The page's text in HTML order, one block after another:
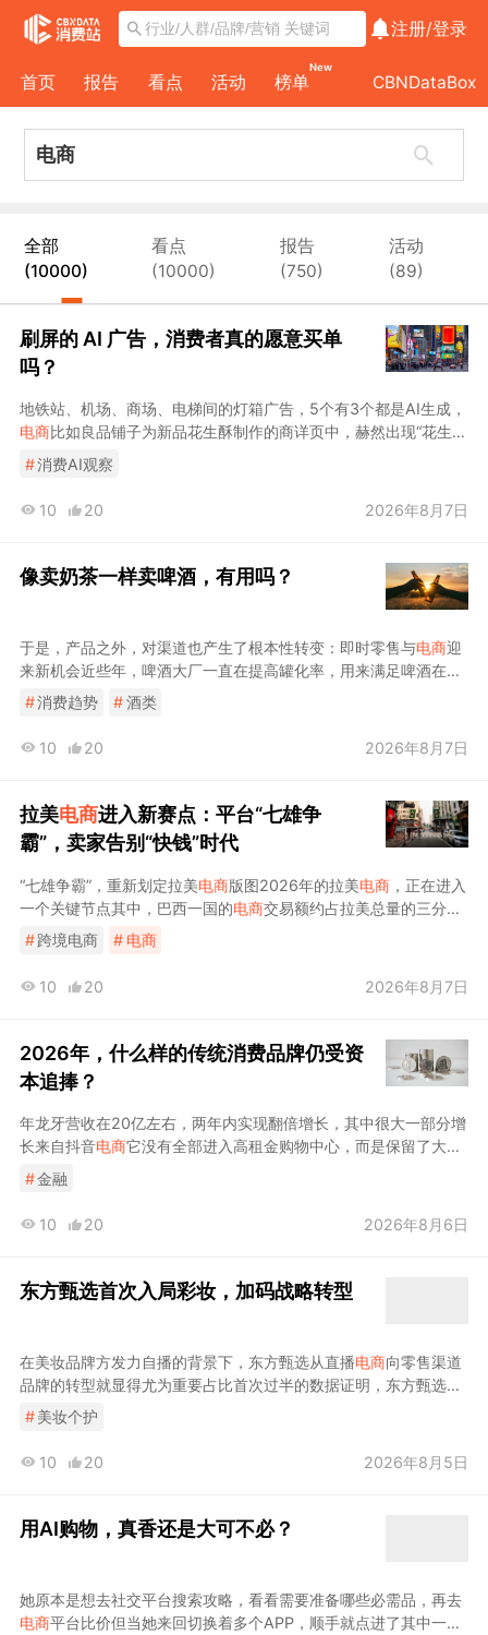
注册/登录
首页 报告 看点 活动 榜单
New
CBNDataBox
全部
(10000)
看点
(10000)
报告
(750)
活动
(89)
刷屏的 AI 广告，消费者真的愿意买单
吗？
地铁站、机场、商场、电梯间的灯箱广告，5个有3个都是AI生成，
电商比如良品铺子为新品花生酥制作的商详页中，赫然出现“花生上
树”的画面
#消费AI观察
10 20 2026年8月7日
像卖奶茶一样卖啤酒，有用吗？
于是，产品之外，对渠道也产生了根本性转变：即时零售与电商迎
来新机会近些年，啤酒大厂一直在提高罐化率，用来满足啤酒在电
商 市场的流动罐化率走
本。部分啤酒品种对新鲜度要求极高，
在餐厅吃饭时点几瓶啤酒，或者到小区附近的超市买点啤酒回家
#消费趋势 #酒类
10 20 2026年8月7日
拉美电商进入新赛点：平台“七雄争
霸”，卖家告别“快钱”时代
“七雄争霸”，重新划定拉美电商版图2026年的拉美电商，正在进入
一个关键节点其中，巴西一国的电商交易额约占拉美总量的三分之
一，网购用户逼近来源：巴西
头，二十多年来，已建立起一套覆盖
系统。墨西哥市场对于跨境
的税务合规也在收紧。
#跨境电商 # 电商
10 20 2026年8月7日
2026年，什么样的传统消费品牌仍受资
本追捧？
年龙牙营收在20亿左右，两年内实现翻倍增长，其中很大一部分增
长来自抖音电商它没有全部进入高租金购物中心，而是保留了大量
写字楼和底商门店，且线下是BLACKHEAD的销售大头，现正在门
店快速扩张期，赢商网数据显示目前已经达到
#金融
10 20 2026年8月6日
东方甄选首次入局彩妆，加码战略转型
在美妆品牌方发力自播的背景下，东方甄选从直播电商向零售渠道
品牌的转型就显得尤为重要占比首次过半的数据证明，东方甄选正
在试图用“自营”这把钥匙，打开直播
#美妆个护
10 20 2026年8月5日
用AI购物，真香还是大可不必？
她原本是想去社交平台搜索攻略，看看需要准备哪些必需品，再去
电商平台比价但当她来回切换着多个APP，顺手就点进了其中一个